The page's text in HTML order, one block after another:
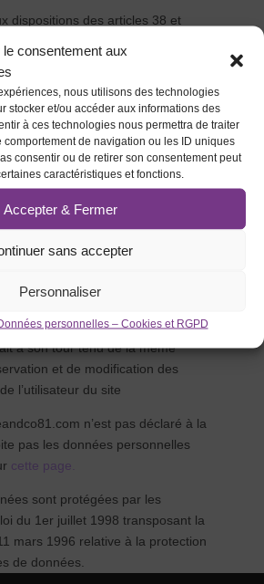
le consentement aux
nous utilisons des technologies
stocker et/ou accéder aux informations des
à ces technologies nous permettra de traiter
de navigation ou les ID uniques
consentir ou de retirer son consentement peut
caractéristiques et fonctions.
Accepter & Fermer
sans accepter
Personnaliser
personnelles – Cookies et RGPD
dispositions des articles 38 et
fichiers et aux libertés, tout utilisateur
personnelles le concernant,
écrite et signée,
copie du titre d’identité avec
de la pièce, en précisant l’adresse
doit être envoyée.
personnelle de l’utilisateur du
n’est publiée à l’insu de
à des tiers. Seule l’hypothèse du
informations à l’éventuel
à son tour tenu de la même
et de modification des
l’utilisateur du site
n’est pas déclaré à la
pas les données personnelles
cette page.
sont protégées par les
du 1er juillet 1998 transposant la
mars 1996 relative à la protection
de données.